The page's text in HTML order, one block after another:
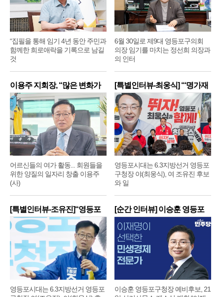
“집필을 통해 임기 4년 동안 주민과
함께한 희로애락을 기록으로 남길
것
6월 30일로 제9대 영등포구의회
의장 임기를 마치는 정선희 의장과
의 인터
이용주 지회장, “많은 변화가
어르신들의 여가 활동... 회원들을
위한 양질의 일자리 창출 이용주
(사)
[특별인터뷰-최웅식] “‘명가재
영등포시대는 6.3지방선거 영등포
구청장 야(최웅식), 여 조유진 후보
와 일
[특별인터뷰-조유진]“영등포
구
영등포시대는 6.3지방선거 영등포
[순간 인터뷰] 이승훈 영등포
구
이승훈 영등포구청장 예비후보, 21